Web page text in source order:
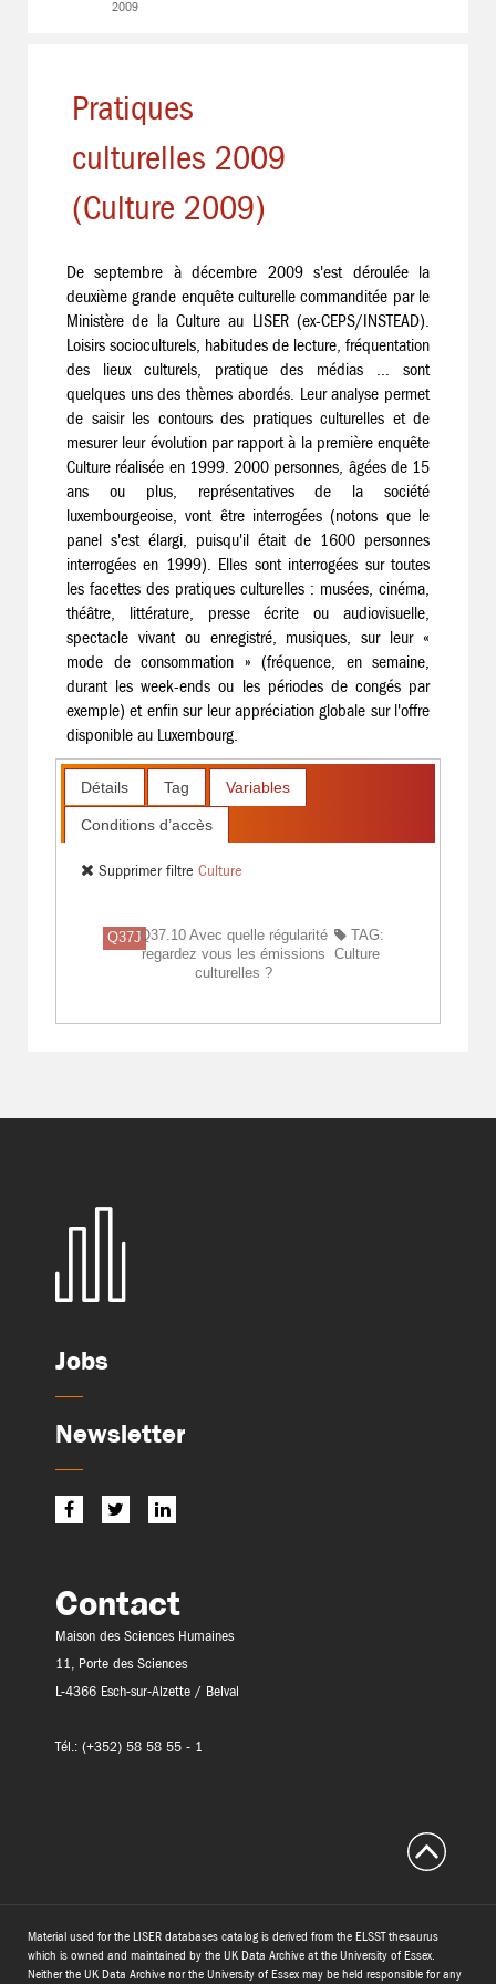
2009
Pratiques
culturelles 2009
(Culture 2009)
De septembre à décembre 2009 s'est déroulée la
deuxième grande enquête culturelle commanditée par le
Ministère de la Culture au LISER (ex-CEPS/INSTEAD).
Loisirs socioculturels, habitudes de lecture, fréquentation
des lieux culturels, pratique des médias ... sont
quelques uns des thèmes abordés. Leur analyse permet
de saisir les contours des pratiques culturelles et de
mesurer leur évolution par rapport à la première enquête
Culture réalisée en 1999. 2000 personnes, âgées de 15
ans ou plus, représentatives de la société
luxembourgeoise, vont être interrogées (notons que le
panel s'est élargi, puisqu'il était de 1600 personnes
interrogées en 1999). Elles sont interrogées sur toutes
les facettes des pratiques culturelles : musées, cinéma,
théâtre, littérature, presse écrite ou audiovisuelle,
spectacle vivant ou enregistré, musiques, sur leur «
mode de consommation » (fréquence, en semaine,
durant les week-ends ou les périodes de congés par
exemple) et enfin sur leur appréciation globale sur l'offre
disponible au Luxembourg.
Détails Tag Variables
Conditions d’accès
Supprimer filtreCulture
Q37JQ37.10 Avec quelle régularité
regardez vous les émissions
culturelles ?
TAG:
Culture
Jobs
Newsletter
Contact
Maison des Sciences Humaines
11, Porte des Sciences
L-4366 Esch-sur-Alzette / Belval
Tél.: (+352) 58 58 55 - 1
Material used for the LISER databases catalog is derived from the ELSST thesaurus
which is owned and maintained by the UK Data Archive at the University of Essex.
Neither the UK Data Archive nor the University of Essex may be held responsible for any